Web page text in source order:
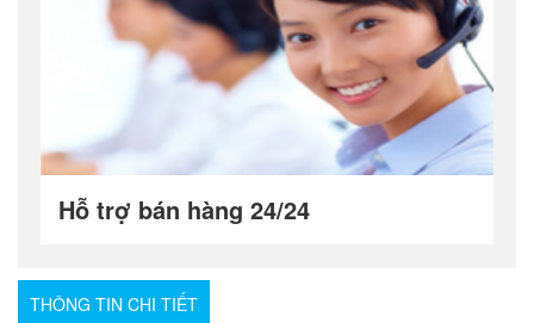
Hỗ trợ bán hàng 24/24
THÔNG TIN CHI TIẾT